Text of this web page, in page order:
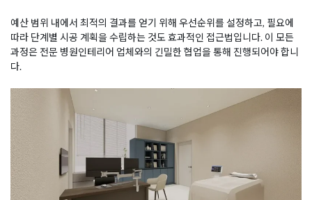
예산 범위 내에서 최적의 결과를 얻기 위해 우선순위를 설정하고, 필요에
따라 단계별 시공 계획을 수립하는 것도 효과적인 접근법입니다. 이 모든
과정은 전문 병원인테리어 업체와의 긴밀한 협업을 통해 진행되어야 합니
다.